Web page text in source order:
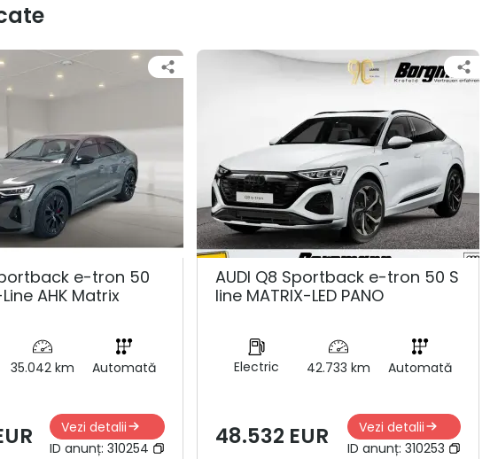
e-tron 50
AHK Matrix
35.042 km Automată
Vezi detalii
ID anunț:310254
AUDI Q8 Sportback e-tron 50 S
line MATRIX-LED PANO
Electric 42.733 km Automată
48.532 EUR
Vezi detalii
ID anunț: 310253